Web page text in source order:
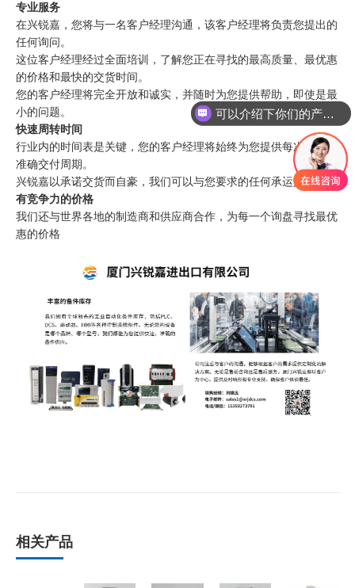
专业服务
在兴锐嘉，您将与一名客户经理沟通，该客户经理将负责您提出的
任何询问。
这位客户经理经过全面培训，了解您正在寻找的最高质量、最优惠
的价格和最快的交货时间。
您的客户经理将完全开放和诚实，并随时为您提供帮助，即使是最
小的问题。
快速周转时间
行业内的时间表是关键，您的客户经理将始终为您提供每次咨询的
准确交付周期。
兴锐嘉以承诺交货而自豪，我们可以与您要求的任何承运人合作，
有竞争力的价格
我们还与世界各地的制造商和供应商合作，为每一个询盘寻找最优
惠的价格
相关产品
可以介绍下你们的产品么